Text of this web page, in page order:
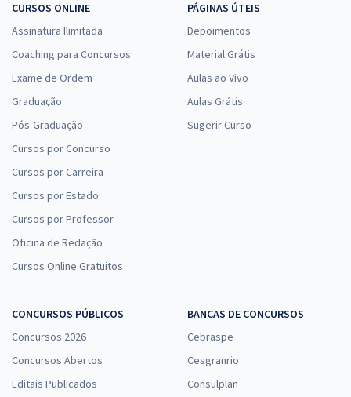
CURSOS ONLINE
Assinatura Ilimitada
Coaching para Concursos
Exame de Ordem
Graduação
Pós-Graduação
Cursos por Concurso
Cursos por Carreira
Cursos por Estado
Cursos por Professor
Oficina de Redação
Cursos Online Gratuitos
PÁGINAS ÚTEIS
Depoimentos
Material Grátis
Aulas ao Vivo
Aulas Grátis
Sugerir Curso
CONCURSOS PÚBLICOS
Concursos 2026
Concursos Abertos
Editais Publicados
BANCAS DE CONCURSOS
Cebraspe
Cesgranrio
Consulplan